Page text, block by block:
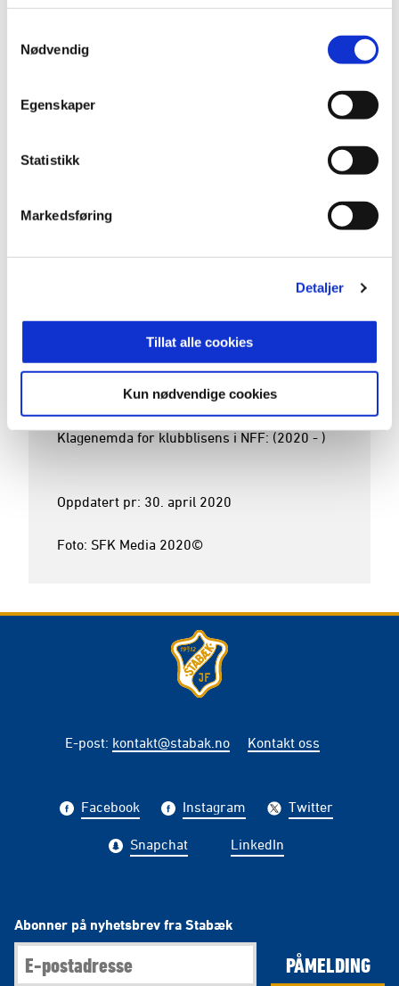
Nødvendig
Egenskaper
Statistikk
Markedsføring
Detaljer
Tillat alle cookies
Kun nødvendige cookies
NM-gull J16: 2011
J17: 5 (1)
J15: 6 (2)
Kongsvinger
La opp november 2017 grunnet skader
Disiplinærutvalget i NFF: (2018 - )
Klagenemda for klubblisens i NFF: (2020 - )
Oppdatert pr: 30. april 2020
Foto: SFK Media 2020©
E-post: kontakt@stabak.no Kontakt oss
Facebook Instagram Twitter
Snapchat LinkedIn
Abonner på nyhetsbrev fra Stabæk
PÅMELDING